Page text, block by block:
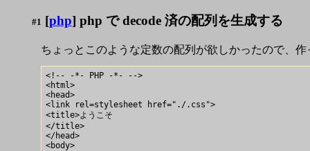
#1 [php] php で decode 済の配列を生成する
ちょっとこのような定数の配列が欲しかったので、作
<!-- -*- PHP -*- -->
<html>
<head>
<link rel=stylesheet href="./.css">
<title>ようこそ
</title>
</head>
<body>